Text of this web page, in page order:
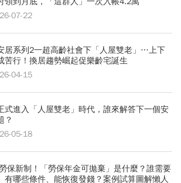
07-22
居系列2一超高齡社會下「人屋雙老」…上下
苦行！換居趨勢崛起促樂齡宅誕生
04-15
式進入「人屋雙老」時代，誰來解答下一個安
？
05-18
保新制！「勞保年金可拋棄」是什麼？誰需要
有哪些條件、能恢復發錢？案例試算圖解懶人